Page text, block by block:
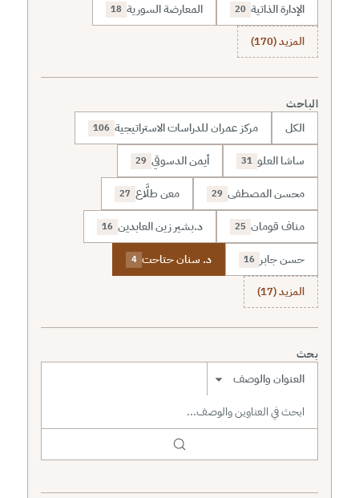
الإدارة الذاتية 20 المعارضة السورية 18
المزيد (170)
الباحث
الكل مركز عمران للدراسات الاستراتيجية 106
ساشا العلو 31 أيمن الدسوقي 29
محسن المصطفى 29 معن طلَّاع 27
مناف قومان 25 د.بشير زين العابدين 16
حسن جابر 16 د. سنان حتاحت 4
المزيد (17)
بحث
نطاق البحث